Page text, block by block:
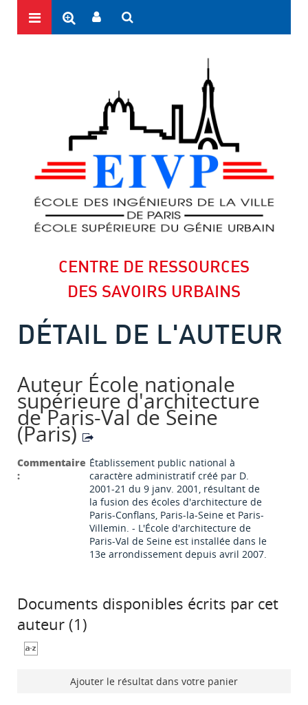
CENTRE DE RESSOURCES
DES SAVOIRS URBAINS
DÉTAIL DE L'AUTEUR
Auteur École nationale
supérieure d'architecture
de Paris-Val de Seine
(Paris)
Commentaire
:
Établissement public national à
caractère administratif créé par D.
2001-21 du 9 janv. 2001, résultant de
la fusion des écoles d'architecture de
Paris-Conflans, Paris-la-Seine et Paris-
Villemin. - L'École d'architecture de
Paris-Val de Seine est installée dans le
13e arrondissement depuis avril 2007.
Documents disponibles écrits par cet
auteur (1 )
Ajouter le résultat dans votre panier